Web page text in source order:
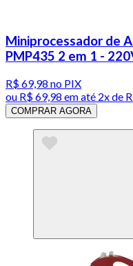
Miniprocessador de
PMP435 2 em 1 -
R$ 69,98 no PIX
ou R$ 69,98 em até 2x de
COMPRAR AGORA